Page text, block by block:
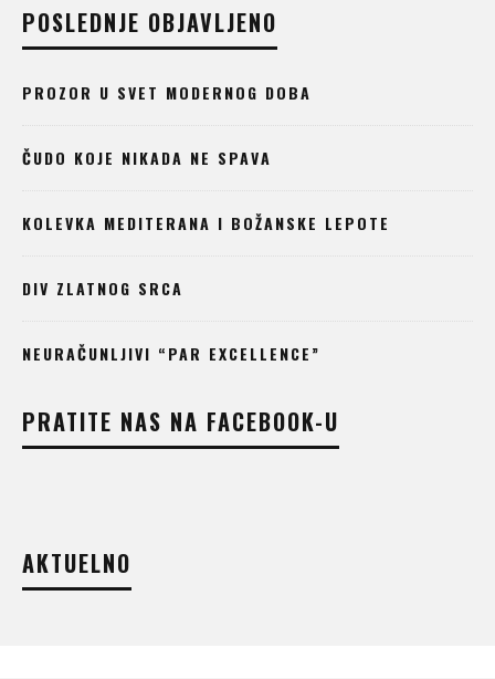
POSLEDNJE OBJAVLJENO
PROZOR U SVET MODERNOG DOBA
ČUDO KOJE NIKADA NE SPAVA
KOLEVKA MEDITERANA I BOŽANSKE LEPOTE
DIV ZLATNOG SRCA
NEURAČUNLJIVI “PAR EXCELLENCE”
PRATITE NAS NA FACEBOOK-U
AKTUELNO